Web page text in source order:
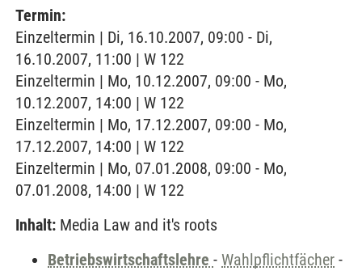
Termin:
Einzeltermin | Di, 16.10.2007, 09:00 - Di,
16.10.2007, 11:00 | W 122
Einzeltermin | Mo, 10.12.2007, 09:00 - Mo,
10.12.2007, 14:00 | W 122
Einzeltermin | Mo, 17.12.2007, 09:00 - Mo,
17.12.2007, 14:00 | W 122
Einzeltermin | Mo, 07.01.2008, 09:00 - Mo,
07.01.2008, 14:00 | W 122
Inhalt: Media Law and it's roots
Betriebswirtschaftslehre - Wahlpflichtfächer -